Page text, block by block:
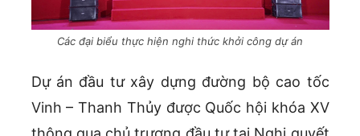
Các đại biểu thực hiện nghi thức khởi công dự án
Dự án đầu tư xây dựng đường bộ cao tốc
Vinh – Thanh Thủy được Quốc hội khóa XV